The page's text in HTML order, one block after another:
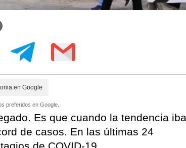
en Google
preferidos en Google.
Es que cuando la tendencia iba
de casos. En las últimas 24
de COVID-19.